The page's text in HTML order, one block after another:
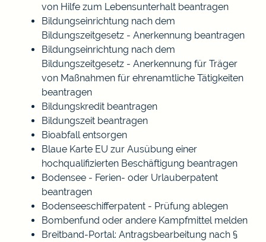
von Hilfe zum Lebensunterhalt beantragen
Bildungseinrichtung nach dem
Bildungszeitgesetz - Anerkennung beantragen
Bildungseinrichtung nach dem
Bildungszeitgesetz - Anerkennung für Träger
von Maßnahmen für ehrenamtliche Tätigkeiten
beantragen
Bildungskredit beantragen
Bildungszeit beantragen
Bioabfall entsorgen
Blaue Karte EU zur Ausübung einer
hochqualifizierten Beschäftigung beantragen
Bodensee - Ferien- oder Urlauberpatent
beantragen
Bodenseeschifferpatent - Prüfung ablegen
Bombenfund oder andere Kampfmittel melden
Breitband-Portal: Antragsbearbeitung nach §